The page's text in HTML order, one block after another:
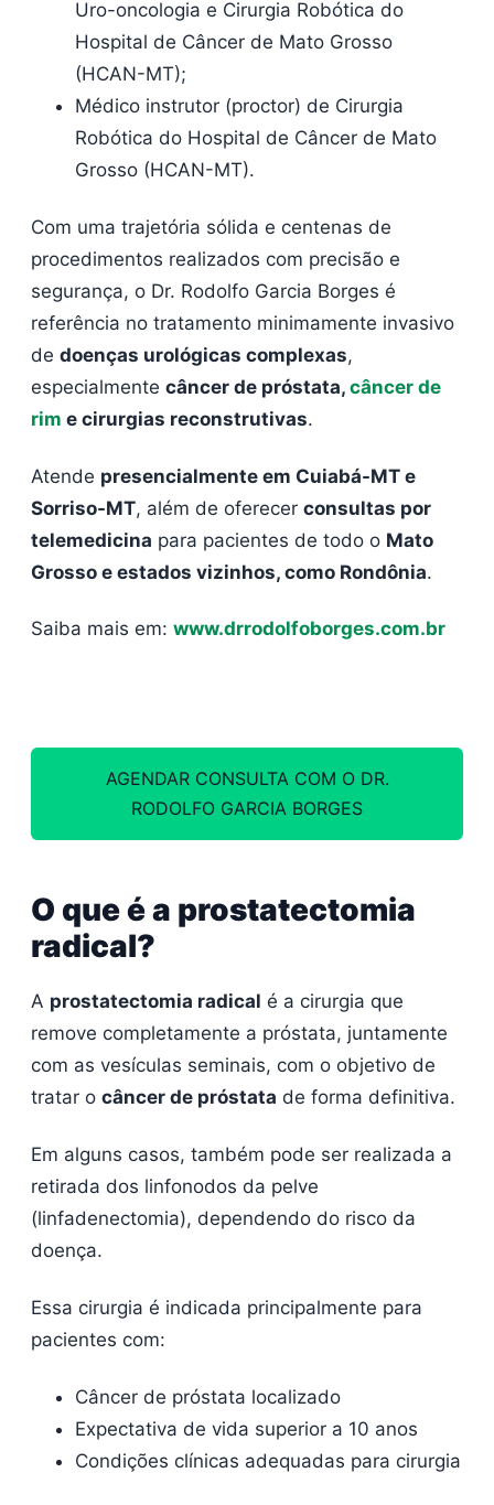
Uro-oncologia e Cirurgia Robótica do
Hospital de Câncer de Mato Grosso
(HCAN-MT);
Médico instrutor (proctor) de Cirurgia
Robótica do Hospital de Câncer de Mato
Grosso (HCAN-MT).
Com uma trajetória sólida e centenas de
procedimentos realizados com precisão e
segurança, o Dr. Rodolfo Garcia Borges é
referência no tratamento minimamente invasivo
de doenças urológicas complexas,
especialmente câncer de próstata, câncer de
rim e cirurgias reconstrutivas.
Atende presencialmente em Cuiabá-MT e
Sorriso-MT, além de oferecer consultas por
telemedicina para pacientes de todo o Mato
Grosso e estados vizinhos, como Rondônia.
Saiba mais em: www.drrodolfoborges.com.br
AGENDAR CONSULTA COM O DR.
RODOLFO GARCIA BORGES
O que é a prostatectomia
radical?
A prostatectomia radical é a cirurgia que
remove completamente a próstata, juntamente
com as vesículas seminais, com o objetivo de
tratar o câncer de próstata de forma definitiva.
Em alguns casos, também pode ser realizada a
retirada dos linfonodos da pelve
(linfadenectomia), dependendo do risco da
doença.
Essa cirurgia é indicada principalmente para
pacientes com:
Câncer de próstata localizado
Expectativa de vida superior a 10 anos
Condições clínicas adequadas para cirurgia